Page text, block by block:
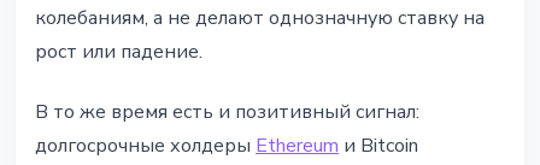
колебаниям, а не делают однозначную ставку на
рост или падение.
В то же время есть и позитивный сигнал:
долгосрочные холдеры Ethereum и Bitcoin